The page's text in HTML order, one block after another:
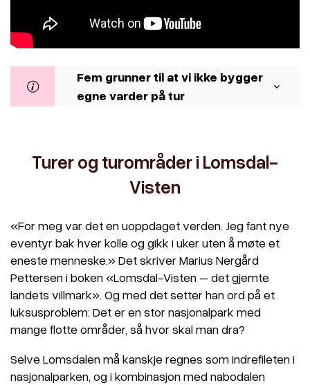
Fem grunner til at vi ikke bygger
egne varder på tur
Turer og turområder i Lomsdal-
Visten
«For meg var det en uoppdaget verden. Jeg fant nye
eventyr bak hver kolle og gikk i uker uten å møte et
eneste menneske.» Det skriver Marius Nergård
Pettersen i boken «Lomsdal-Visten – det gjemte
landets villmark». Og med det setter han ord på et
luksusproblem: Det er en stor nasjonalpark med
mange flotte områder, så hvor skal man dra?
Selve Lomsdalen må kanskje regnes som indrefileten i
nasjonalparken, og i kombinasjon med nabodalen